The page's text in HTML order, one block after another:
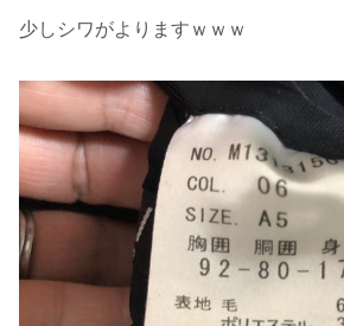
少しシワがよりますｗｗｗ